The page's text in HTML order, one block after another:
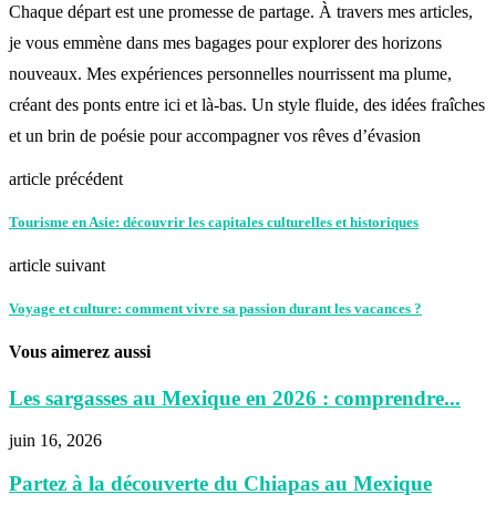
Chaque départ est une promesse de partage. À travers mes articles,
je vous emmène dans mes bagages pour explorer des horizons
nouveaux. Mes expériences personnelles nourrissent ma plume,
créant des ponts entre ici et là-bas. Un style fluide, des idées fraîches
et un brin de poésie pour accompagner vos rêves d’évasion
article précédent
Tourisme en Asie: découvrir les capitales culturelles et historiques
article suivant
Voyage et culture: comment vivre sa passion durant les vacances ?
Vous aimerez aussi
Les sargasses au Mexique en 2026 : comprendre...
juin 16, 2026
Partez à la découverte du Chiapas au Mexique